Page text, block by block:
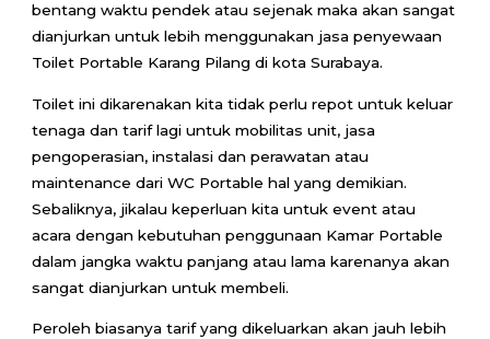
bentang waktu pendek atau sejenak maka akan sangat
dianjurkan untuk lebih menggunakan jasa penyewaan
Toilet Portable Karang Pilang di kota Surabaya.
Toilet ini dikarenakan kita tidak perlu repot untuk keluar
tenaga dan tarif lagi untuk mobilitas unit, jasa
pengoperasian, instalasi dan perawatan atau
maintenance dari WC Portable hal yang demikian.
Sebaliknya, jikalau keperluan kita untuk event atau
acara dengan kebutuhan penggunaan Kamar Portable
dalam jangka waktu panjang atau lama karenanya akan
sangat dianjurkan untuk membeli.
Peroleh biasanya tarif yang dikeluarkan akan jauh lebih